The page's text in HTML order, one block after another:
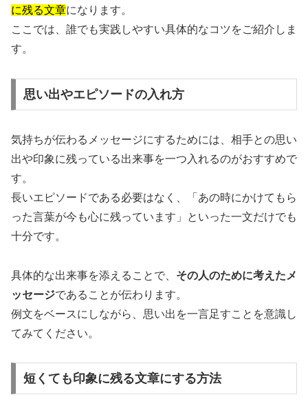
に残る文章になります。
ここでは、誰でも実践しやすい具体的なコツをご紹介しま
す。
思い出やエピソードの入れ方
気持ちが伝わるメッセージにするためには、相手との思い
出や印象に残っている出来事を一つ入れるのがおすすめで
す。
長いエピソードである必要はなく、「あの時にかけてもら
った言葉が今も心に残っています」といった一文だけでも
十分です。
具体的な出来事を添えることで、 その人のために考えたメ
ッセージであることが伝わります。
例文をベースにしながら、思い出を一言足すことを意識し
てみてください。
短くても印象に残る文章にする方法